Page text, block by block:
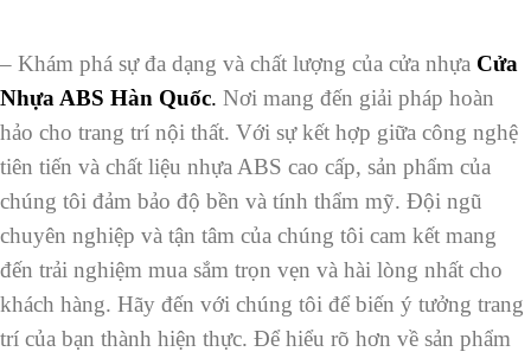
– Khám phá sự đa dạng và chất lượng của cửa nhựa Cửa
Nhựa ABS Hàn Quốc. Nơi mang đến giải pháp hoàn
hảo cho trang trí nội thất. Với sự kết hợp giữa công nghệ
tiên tiến và chất liệu nhựa ABS cao cấp, sản phẩm của
chúng tôi đảm bảo độ bền và tính thẩm mỹ. Đội ngũ
chuyên nghiệp và tận tâm của chúng tôi cam kết mang
đến trải nghiệm mua sắm trọn vẹn và hài lòng nhất cho
khách hàng. Hãy đến với chúng tôi để biến ý tưởng trang
trí của bạn thành hiện thực. Để hiểu rõ hơn về sản phẩm